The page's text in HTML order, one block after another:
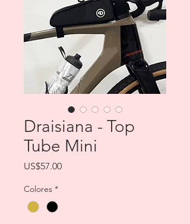
Draisiana - Top
Tube Mini
US$57.00Price
Colores *